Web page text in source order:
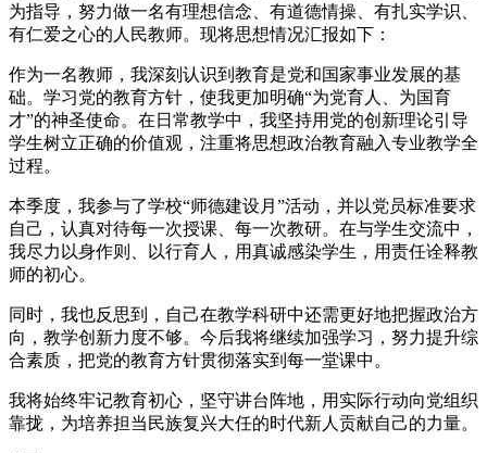
为指导，努力做一名有理想信念、有道德情操、有扎实学识、
有仁爱之心的人民教师。现将思想情况汇报如下：
作为一名教师，我深刻认识到教育是党和国家事业发展的基
础。学习党的教育方针，使我更加明确“为党育人、为国育
才”的神圣使命。在日常教学中，我坚持用党的创新理论引导
学生树立正确的价值观，注重将思想政治教育融入专业教学全
过程。
本季度，我参与了学校“师德建设月”活动，并以党员标准要求
自己，认真对待每一次授课、每一次教研。在与学生交流中，
我尽力以身作则、以行育人，用真诚感染学生，用责任诠释教
师的初心。
同时，我也反思到，自己在教学科研中还需更好地把握政治方
向，教学创新力度不够。今后我将继续加强学习，努力提升综
合素质，把党的教育方针贯彻落实到每一堂课中。
我将始终牢记教育初心，坚守讲台阵地，用实际行动向党组织
靠拢，为培养担当民族复兴大任的时代新人贡献自己的力量。